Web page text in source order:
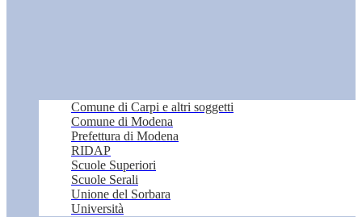
Comune di Carpi e altri soggetti
Comune di Modena
Prefettura di Modena
RIDAP
Scuole Superiori
Scuole Serali
Unione del Sorbara
Università